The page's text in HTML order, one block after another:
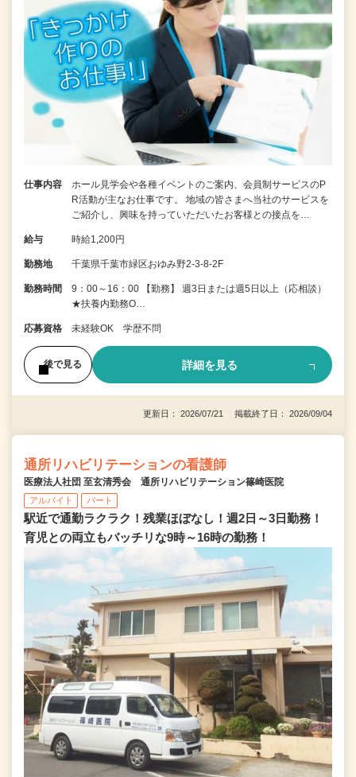
仕事内容
ホール見学会や各種イベントのご案内、会員制サービスのP
R活動が主なお仕事です。 地域の皆さまへ当社のサービスを
ご紹介し、興味を持っていただいたお客様との接点を…
給与 時給1,200円
勤務地 千葉県千葉市緑区おゆみ野2-3-8-2F
勤務時間
9：00～16：00 【勤務】 週3日または週5日以上（応相談）
★扶養内勤務O…
応募資格 未経験OK 学歴不問
後で見る 詳細を見る
更新日： 2026/07/21 掲載終了日： 2026/09/04
通所リハビリテーションの看護師
医療法人社団 至玄清秀会 通所リハビリテーション篠崎医院
アルバイト パート
駅近で通勤ラクラク！残業ほぼなし！週2日～3日勤務！
育児との両立もバッチリな9時～16時の勤務！